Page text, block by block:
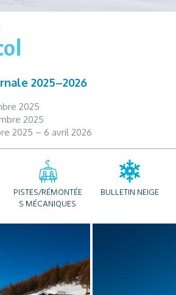
2025–2026
2025
2025
2025 – 6 avril 2026
PISTES/RÉMONTÉE
S MÉCANIQUES
BULLETIN NEIGE